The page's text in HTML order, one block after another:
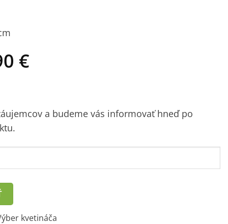
€.
€Aktuálna
14,90 €.
a budeme vás informovať hneď po
kvetináča